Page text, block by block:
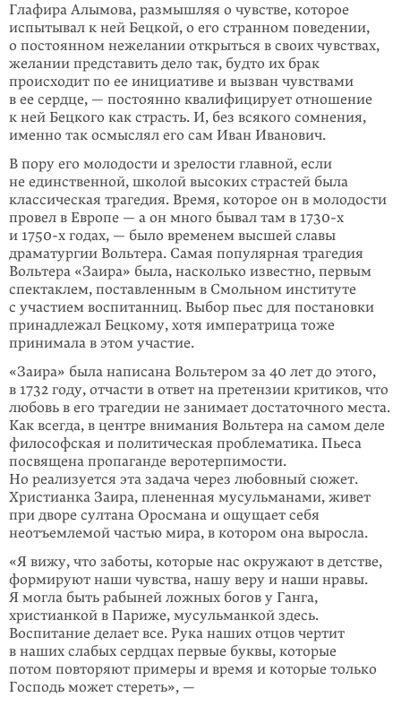
Глафира Алымова, размышляя о чувстве, которое
испытывал к ней Бецкой, о его странном поведении,
о постоянном нежелании открыться в своих чувствах,
желании представить дело так, будто их брак
происходит по ее инициативе и вызван чувствами
в ее сердце, — постоянно квалифицирует отношение
к ней Бецкого как страсть. И, без всякого сомнения,
именно так осмыслял его сам Иван Иванович.
В пору его молодости и зрелости главной, если
не единственной, школой высоких страстей была
классическая трагедия. Время, которое он в молодости
провел в Европе — а он много бывал там в 1730-х
и 1750-х годах, — было временем высшей славы
драматургии Вольтера. Самая популярная трагедия
Вольтера «Заира» была, насколько известно, первым
спектаклем, поставленным в Смольном институте
с участием воспитанниц. Выбор пьес для постановки
принадлежал Бецкому, хотя императрица тоже
принимала в этом участие.
«Заира» была написана Вольтером за 40 лет до этого,
в 1732 году, отчасти в ответ на претензии критиков, что
любовь в его трагедии не занимает достаточного места.
Как всегда, в центре внимания Вольтера на самом деле
философская и политическая проблематика. Пьеса
посвящена пропаганде веротерпимости.
Но реализуется эта задача через любовный сюжет.
Христианка Заира, плененная мусульманами, живет
при дворе султана Оросмана и ощущает себя
неотъемлемой частью мира, в котором она выросла.
«Я вижу, что заботы, которые нас окружают в детстве,
формируют наши чувства, нашу веру и наши нравы.
Я могла быть рабыней ложных богов у Ганга,
христианкой в Париже, мусульманкой здесь.
Воспитание делает все. Рука наших отцов чертит
в наших слабых сердцах первые буквы, которые
потом повторяют примеры и время и которые только
Господь может стереть», —